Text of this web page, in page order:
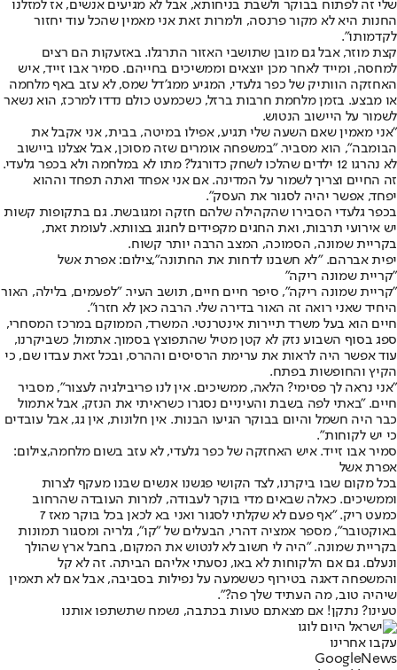
שלי זה לפתוח בבוקר ולשבת בניחותא, אבל לא מגיעים אנשים, אז למזלנו
החנות היא לא מקור פרנסה, ולמרות זאת אני מאמין שהכל עוד יחזור
לקדמותו".
קצת מוזר, אבל גם מובן שתושבי האזור התרגלו. באזעקות הם רצים
למחסה, ומייד לאחר מכן יוצאים וממשיכים בחייהם. סמיר אבו זייד, איש
האחזקה הוותיק של כפר גלעדי, המגיע ממג'דל שמס, לא עזב באף מלחמה
או מבצע. בזמן מלחמת חרבות ברזל, כשכמעט כולם נדדו למרכז, הוא נשאר
לשמור על היישוב הנטוש.
"אני מאמין שאם השעה שלי תגיע, אפילו במיטה, בבית, אני אקבל את
הבומבה", הוא מסביר. "במשפחה אומרים שזה מסוכן, אבל אצלנו ביישוב
לא נהרגו 12 ילדים שהלכו לשחק כדורגל? מתו לא במלחמה ולא בכפר גלעדי.
זה החיים וצריך לשמור על המדינה. אם אני אפחד ואתה תפחד וההוא
יפחד, אפשר יהיה לסגור את העסק".
בכפר גלעדי הסבירו שהקהילה שלהם חזקה ומגובשת. גם בתקופות קשות
יש אירועי תרבות, ואת החגים מקפידים לחגוג בצוותא. לעומת זאת,
בקריית שמונה, הסמוכה, המצב הרבה יותר קשוח.
יפית אברהם. "לא חשבנו לדחות את החתונה",צילום: אפרת אשל
"קריית שמונה ריקה"
"קריית שמונה ריקה", סיפר חיים חיים, תושב העיר. "לפעמים, בלילה, האור
היחיד שאני רואה זה האור בדירה שלי. הרבה כאן לא חזרו".
חיים הוא בעל משרד תיירות אינטרנטי. המשרד, הממוקם במרכז המסחרי,
ספג בסוף השבוע נזק לא קטן מטיל שהתפוצץ בסמוך. אתמול, כשביקרנו,
עוד אפשר היה לראות את ערימת הרסיסים וההרס, ובכל זאת עבדו שם, כי
הקיץ והחופשות בפתח.
"אני נראה לך פסימי? הלאה, ממשיכים. אין לנו פריבילגיה לעצור", מסביר
חיים. "באתי לפה בשבת והעיניים נסגרו כשראיתי את הנזק, אבל אתמול
כבר היה חשמל והיום בבוקר הגיעו הבנות. אין חלונות, אין גג, אבל עובדים
כי יש לקוחות".
סמיר אבו זייד. איש האחזקה של כפר גלעדי, לא עזב בשום מלחמה,צילום:
אפרת אשל
בכל מקום שבו ביקרנו, לצד הקושי פגשנו אנשים שבנו מעקף לצרות
וממשיכים. כאלה שבאים מדי בוקר לעבודה, למרות העובדה שהרחוב
כמעט ריק. "אף פעם לא שקלתי לסגור ואני בא לכאן בכל בוקר מאז 7
באוקטובר", מספר אמציה דהרי, הבעלים של "קו", גלריה ומסגור תמונות
בקריית שמונה. "היה לי חשוב לא לנטוש את המקום, בחבל ארץ שהולך
ונעלם. גם אם הלקוחות לא באו, נסעתי אליהם הביתה. זה לא קל
והמשפחה דאגה בטירוף כששמעה על נפילות בסביבה, אבל אם לא תאמין
שיהיה טוב, מה העתיד שלך פה?".
טעינו? נתקן! אם מצאתם טעות בכתבה, נשמח שתשתפו אותנו
עקבו אחרינו
Googl eNews